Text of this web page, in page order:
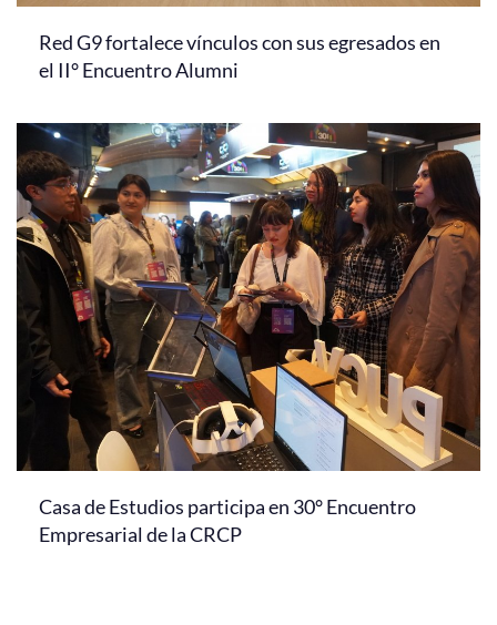
Red G9 fortalece vínculos con sus egresados en
el II° Encuentro Alumni
Casa de Estudios participa en 30° Encuentro
Empresarial de la CRCP